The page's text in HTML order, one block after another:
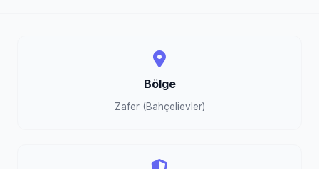
Bölge
Zafer (Bahçelievler)